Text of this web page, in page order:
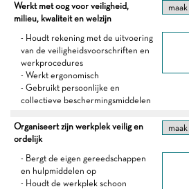
Werkt met oog voor veiligheid,
milieu, kwaliteit en welzijn
- Houdt rekening met de uitvoering
van de veiligheidsvoorschriften en
werkprocedures
- Werkt ergonomisch
- Gebruikt persoonlijke en
collectieve beschermingsmiddelen
Organiseert zijn werkplek veilig en
ordelijk
- Bergt de eigen gereedschappen
en hulpmiddelen op
- Houdt de werkplek schoon